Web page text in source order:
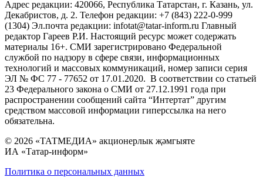
Адрес редакции: 420066, Республика Татарстан, г. Казань, ул.
Декабристов, д. 2. Телефон редакции: +7 (843) 222-0-999
(1304) Эл.почта редакции: infotat@tatar-inform.ru Главный
редактор Гареев Р.И. Настоящий ресурс может содержать
материалы 16+. СМИ зарегистрировано Федеральной
службой по надзору в сфере связи, информационных
технологий и массовых коммуникаций, номер записи серия
ЭЛ № ФС 77 - 77652 от 17.01.2020. В соответствии со статьей
23 Федерального закона о СМИ от 27.12.1991 года при
распространении сообщений сайта “Интертат” другим
средством массовой информации гиперссылка на него
обязательна.
© 2026 «ТАТМЕДИА» акционерлык җәмгыяте
ИА «Татар-информ»
Политика о персональных данных